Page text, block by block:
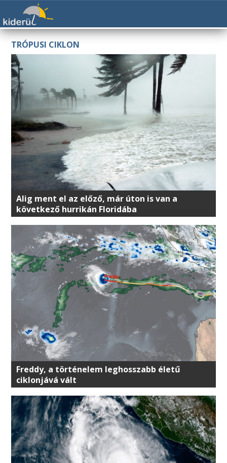
TRÓPUSI CIKLON
Alig ment el az előző, már úton is van a
következő hurrikán Floridába
Freddy, a történelem leghosszabb életű
ciklonjává vált